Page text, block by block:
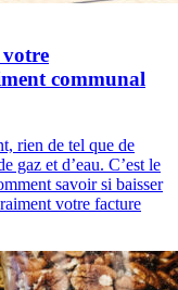
communal
rien de tel que de
gaz et d’eau. C’est le
savoir si baisser
votre facture